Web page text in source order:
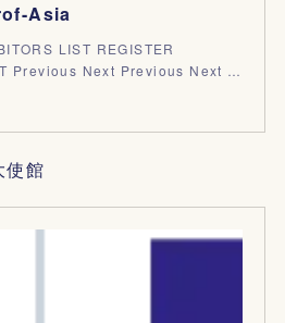
Asia
LIST REGISTER
Previous Next Previous Next …
使館